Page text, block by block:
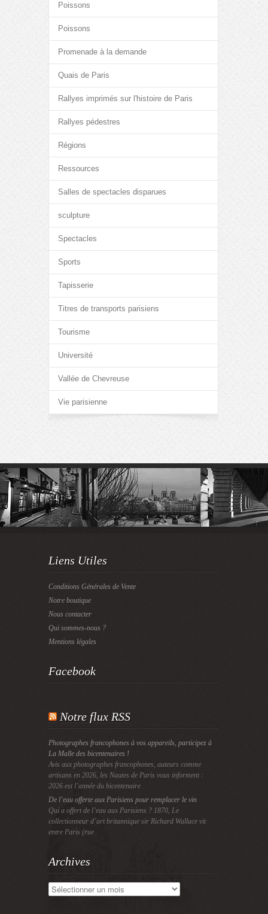
Poissons
Poissons
Promenade à la demande
Quais de Paris
Rallyes imprimés sur l'histoire de Paris
Rallyes pédestres
Régions
Ressources
Salles de spectacles disparues
sculpture
Spectacles
Sports
Tapisserie
Titres de transports parisiens
Tourisme
Université
Vallée de Chevreuse
Vie parisienne
Liens Utiles
Conditions Générales de Vente
Notre boutique
Nous contacter
Qui sommes-nous ?
Mentions légales
Facebook
Notre flux RSS
Photographes francophones à vos appareils, participez à
La Malle des bicentenaires !
Avis aux photographes francophones, auteurs comme
artisans en 2026, les Nautes de Paris vous informent :
2026 est l’année du bicentenaire
De l’eau offerte aux Parisiens pour remplacer le vin
Qui a offert de l’eau aux Parisiens ? 1870, Le
collectionneur d’art britannique sir Richard Wallace vit
entre Paris (rue
Archives
Archives